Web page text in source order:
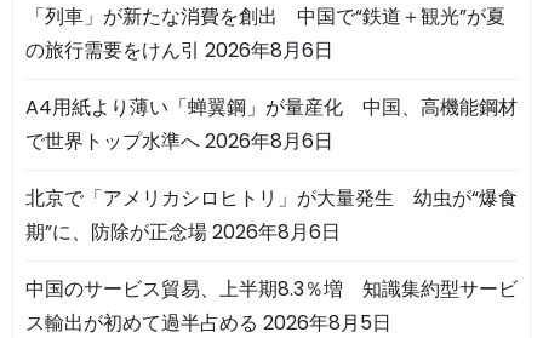
「列車」が新たな消費を創出 中国で“鉄道＋観光”が夏
の旅行需要をけん引 2026年8月6日
A4用紙より薄い「蝉翼鋼」が量産化 中国、高機能鋼材
で世界トップ水準へ2026年8月6日
北京で「アメリカシロヒトリ」が大量発生 幼虫が“爆食
期”に、防除が正念場2026年8月6日
中国のサービス貿易、上半期8.3％増 知識集約型サービ
ス輸出が初めて過半占める 2026年8月5日